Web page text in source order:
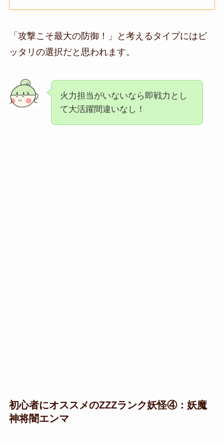
「攻撃こそ最大の防御！」と考えるタイプにはピ
ッタリの選択だと思われます。
火力担当がいないなら即戦力とし
て大活躍間違いなし！
初心者にオススメのZZZランク妖怪④： 妖魔
神将闇エンマ